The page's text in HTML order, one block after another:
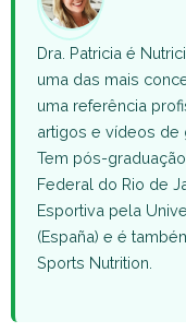
Dra. Patricia é
uma das mais
uma referência
artigos e vídeos de
Tem pós-
Federal do Rio de
Esportiva pela
(España) e é
Sports Nutrition.